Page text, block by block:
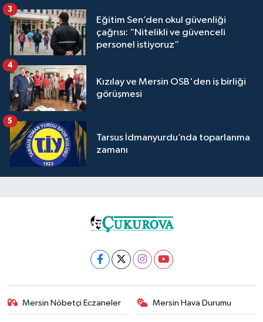
Eğitim Sen’den okul güvenliği
çağrısı: “Nitelikli ve güvenceli
personel istiyoruz”
3
Kızılay ve Mersin OSB'den iş birliği
görüşmesi
4
Tarsus İdmanyurdu’nda toparlanma
zamanı
5
Mersin Nöbetçi Eczaneler Mersin Hava Durumu